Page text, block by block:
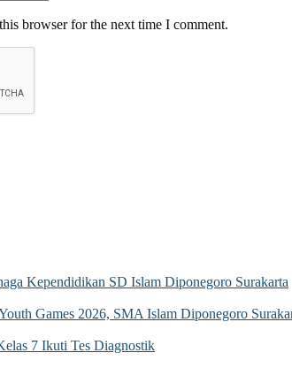
browser for the next time I comment.
Kependidikan SD Islam Diponegoro Surakarta
Games 2026, SMA Islam Diponegoro
7 Ikuti Tes Diagnostik